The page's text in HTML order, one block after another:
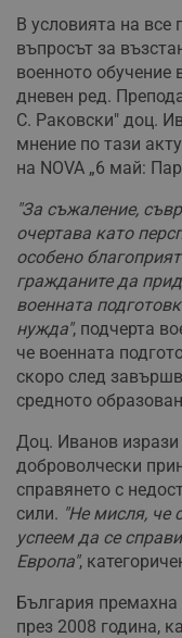
В условията на все
въпросът за
военното обучение
дневен ред.
С. Раковски" доц.
мнение по тази
на NOVA „6 май:
"За съжаление,
очертава като
особено
гражданите да
военната
нужда", подчерта
че военната
скоро след
средното
Доц. Иванов
доброволчески
справянето с
сили. "Не мисля, че
успеем да се
Европа",
България
през 2008 година,